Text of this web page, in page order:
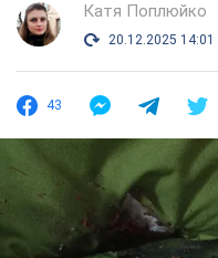
Катя Поплюйко
20.12.2025 14:01
43